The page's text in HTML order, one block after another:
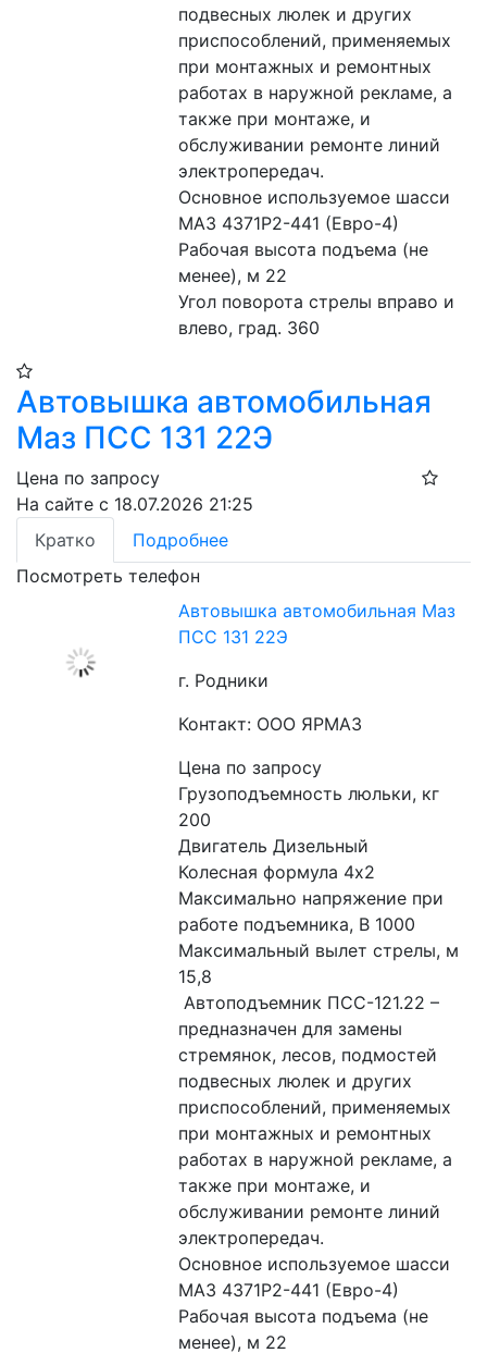
подвесных люлек и других
приспособлений, применяемых
при монтажных и ремонтных
работах в наружной рекламе, а
также при монтаже, и
обслуживании ремонте линий
электропередач.
Основное используемое шасси
МАЗ 4371Р2-441 (Евро-4)
Рабочая высота подъема (не
менее), м 22
Угол поворота стрелы вправо и
влево, град. 360
Автовышка автомобильная
Маз ПСС 131 22Э
Цена по запросу
На сайте с 18.07.2026 21:25
Кратко
Подробнее
Посмотреть телефон
Автовышка автомобильная Маз
ПСС 131 22Э
г. Родники
Контакт: ООО ЯРМАЗ
Цена по запросу
Грузоподъемность люльки, кг
200
Двигатель Дизельный
Колесная формула 4х2
Максимально напряжение при
работе подъемника, В 1000
Максимальный вылет стрелы, м
15,8
Автоподъемник ПСС-121.22 –
предназначен для замены
стремянок, лесов, подмостей
подвесных люлек и других
приспособлений, применяемых
при монтажных и ремонтных
работах в наружной рекламе, а
также при монтаже, и
обслуживании ремонте линий
электропередач.
Основное используемое шасси
МАЗ 4371Р2-441 (Евро-4)
Рабочая высота подъема (не
менее), м 22